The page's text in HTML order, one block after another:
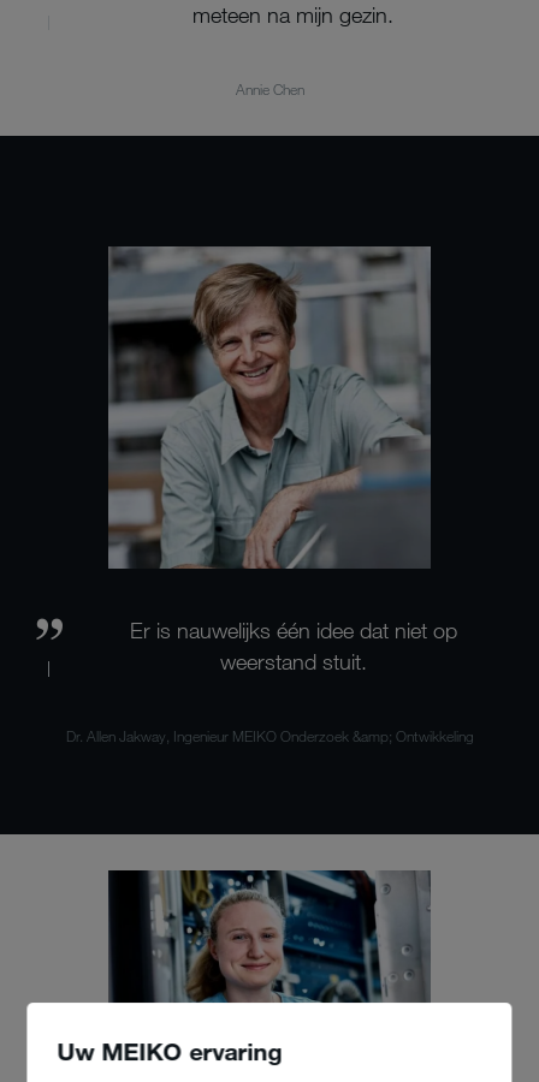
Uw MEIKO ervaring
meteen na mijn gezin.
Annie Chen
Er is nauwelijks één idee dat niet op
weerstand stuit.
Dr. Allen Jakway, Ingenieur MEIKO Onderzoek &amp; Ontwikkeling